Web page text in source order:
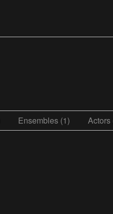
Ensembles (1) Actors